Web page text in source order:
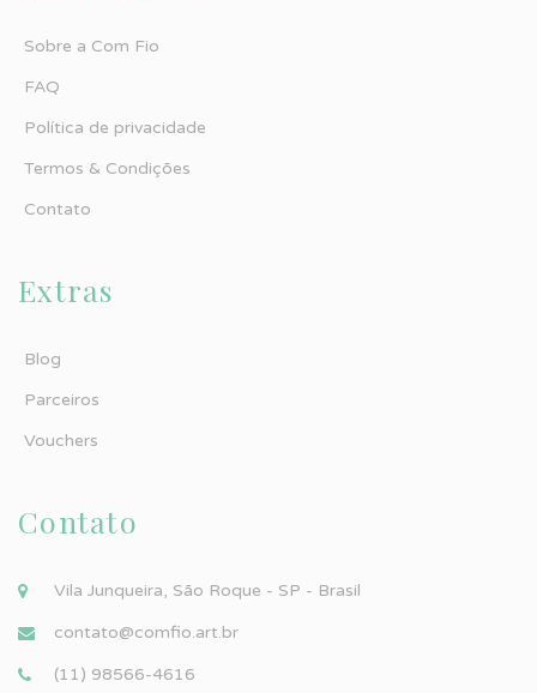
Sobre a Com Fio
FAQ
Política de privacidade
Termos & Condições
Contato
Extras
Blog
Parceiros
Vouchers
Contato
Vila Junqueira, São Roque - SP - Brasil
contato@comfio.art.br
(11) 98566-4616